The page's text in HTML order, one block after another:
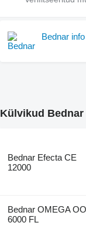
Bednar info
Külvikud Bednar
Bednar Efecta CE
12000
Bednar OMEGA OO
6000 FL